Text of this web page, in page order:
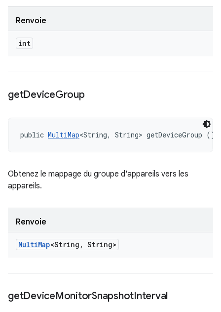
Renvoie
int
getDeviceGroup
public MultiMap<String, String> getDeviceGroup ()
Obtenez le mappage du groupe d'appareils vers les
appareils.
Renvoie
MultiMap<String , String>
getDeviceMonitorSnapshotInterval